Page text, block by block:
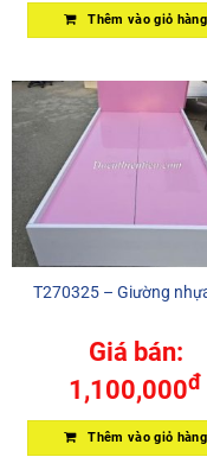
Thêm vào giỏ hàng
T270325 – Giường
Giá bán:
1,100,000đ
Thêm vào giỏ hàng